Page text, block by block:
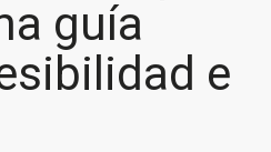
guía
e